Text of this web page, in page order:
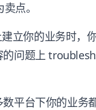
点。
立你的业务时，
的问题上
平台下你的业务